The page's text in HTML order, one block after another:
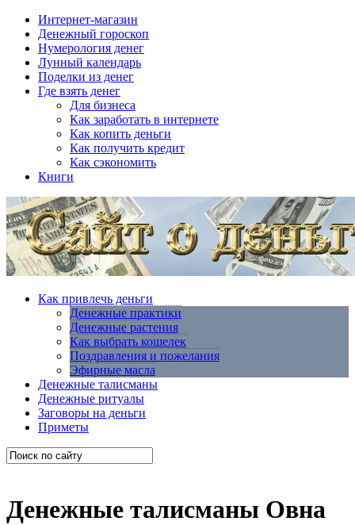
Интернет-магазин
Денежный гороскоп
Нумерология денег
Лунный календарь
Поделки из денег
Где взять денег
Для бизнеса
Как заработать в интернете
Как копить деньги
Как получить кредит
Как сэкономить
Книги
Как привлечь деньги
Денежные практики
Денежные растения
Как выбрать кошелек
Поздравления и пожелания
Эфирные масла
Денежные талисманы
Денежные ритуалы
Заговоры на деньги
Приметы
Денежные талисманы Овна